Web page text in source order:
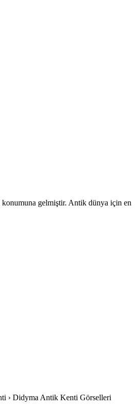
gelmiştir. Antik dünya için en
› Didyma Antik Kenti Görselleri